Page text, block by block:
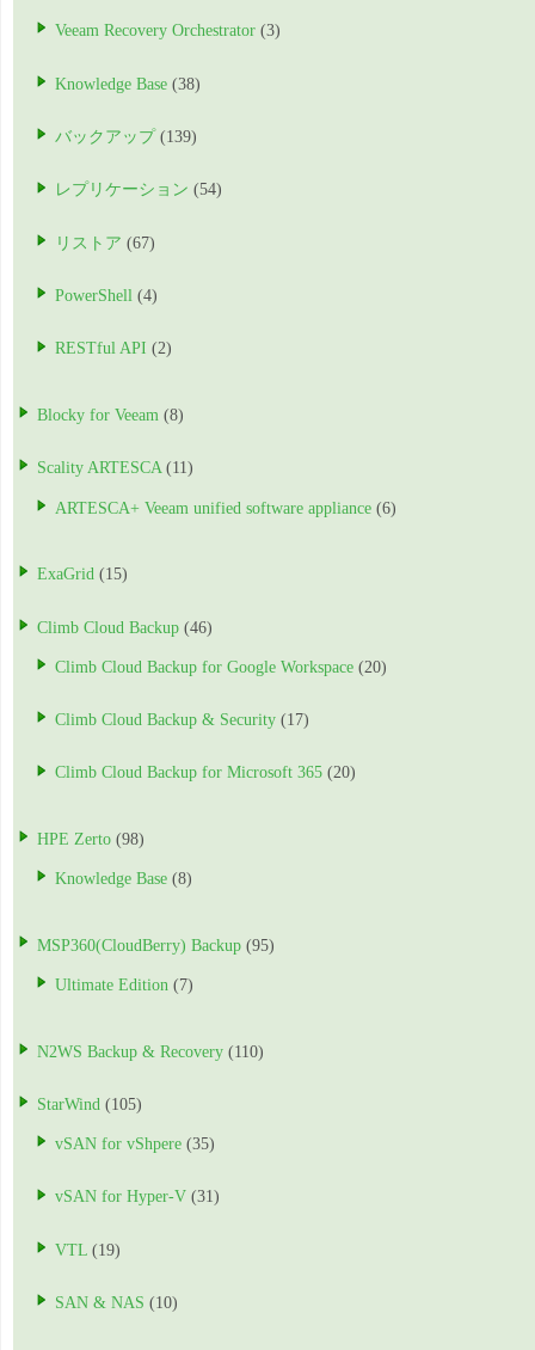
Veeam Recovery Orchestrator (3)
Knowledge Base (38)
バックアップ (139)
レプリケーション (54)
リストア (67)
PowerShell (4)
RESTful API (2)
Blocky for Veeam (8)
Scality ARTESCA(11)
ARTESCA+ Veeam unified software appliance (6)
ExaGrid (15)
Climb Cloud Backup (46)
Climb Cloud Backup for Google Workspace (20)
Climb Cloud Backup & Security (17)
Climb Cloud Backup for Microsoft 365 (20)
HPE Zerto (98)
Knowledge Base (8)
MSP360(CloudBerry) Backup (95)
Ultimate Edition (7)
N2WS Backup & Recovery (110)
StarWind (105)
vSAN for vShpere (35)
vSAN for Hyper-V (31)
VTL (19)
SAN & NAS (10)